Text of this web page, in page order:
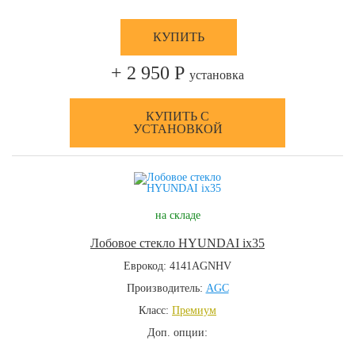
КУПИТЬ
+ 2 950 Р установка
КУПИТЬ С
УСТАНОВКОЙ
на складе
Лобовое стекло HYUNDAI ix35
Еврокод: 4141AGNHV
Производитель: AGC
Класс: Премиум
Доп. опции: